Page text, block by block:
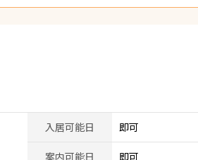
入居可能日 即可
案内可能日 即可